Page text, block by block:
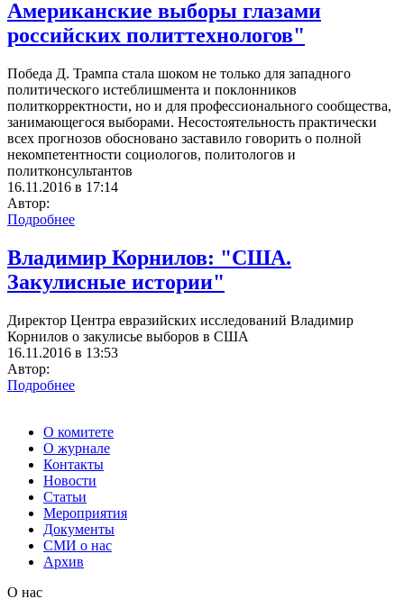
Американские выборы глазами
российских политтехнологов"
Победа Д. Трампа стала шоком не только для западного
политического истеблишмента и поклонников
политкорректности, но и для профессионального сообщества,
занимающегося выборами. Несостоятельность практически
всех прогнозов обосновано заставило говорить о полной
некомпетентности социологов, политологов и
политконсультантов
16.11.2016 в 17:14
Автор:
Подробнее
Владимир Корнилов: "США.
Закулисные истории"
Директор Центра евразийских исследований Владимир
Корнилов о закулисье выборов в США
16.11.2016 в 13:53
Автор:
Подробнее
О комитете
О журнале
Контакты
Новости
Статьи
Мероприятия
Документы
СМИ о нас
Архив
О нас